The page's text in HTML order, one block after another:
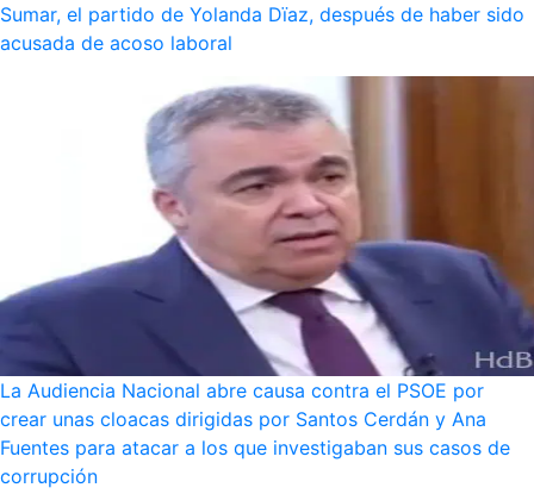
Sumar, el partido de Yolanda Dïaz, después de haber sido
acusada de acoso laboral
La Audiencia Nacional abre causa contra el PSOE por
crear unas cloacas dirigidas por Santos Cerdán y Ana
Fuentes para atacar a los que investigaban sus casos de
corrupción